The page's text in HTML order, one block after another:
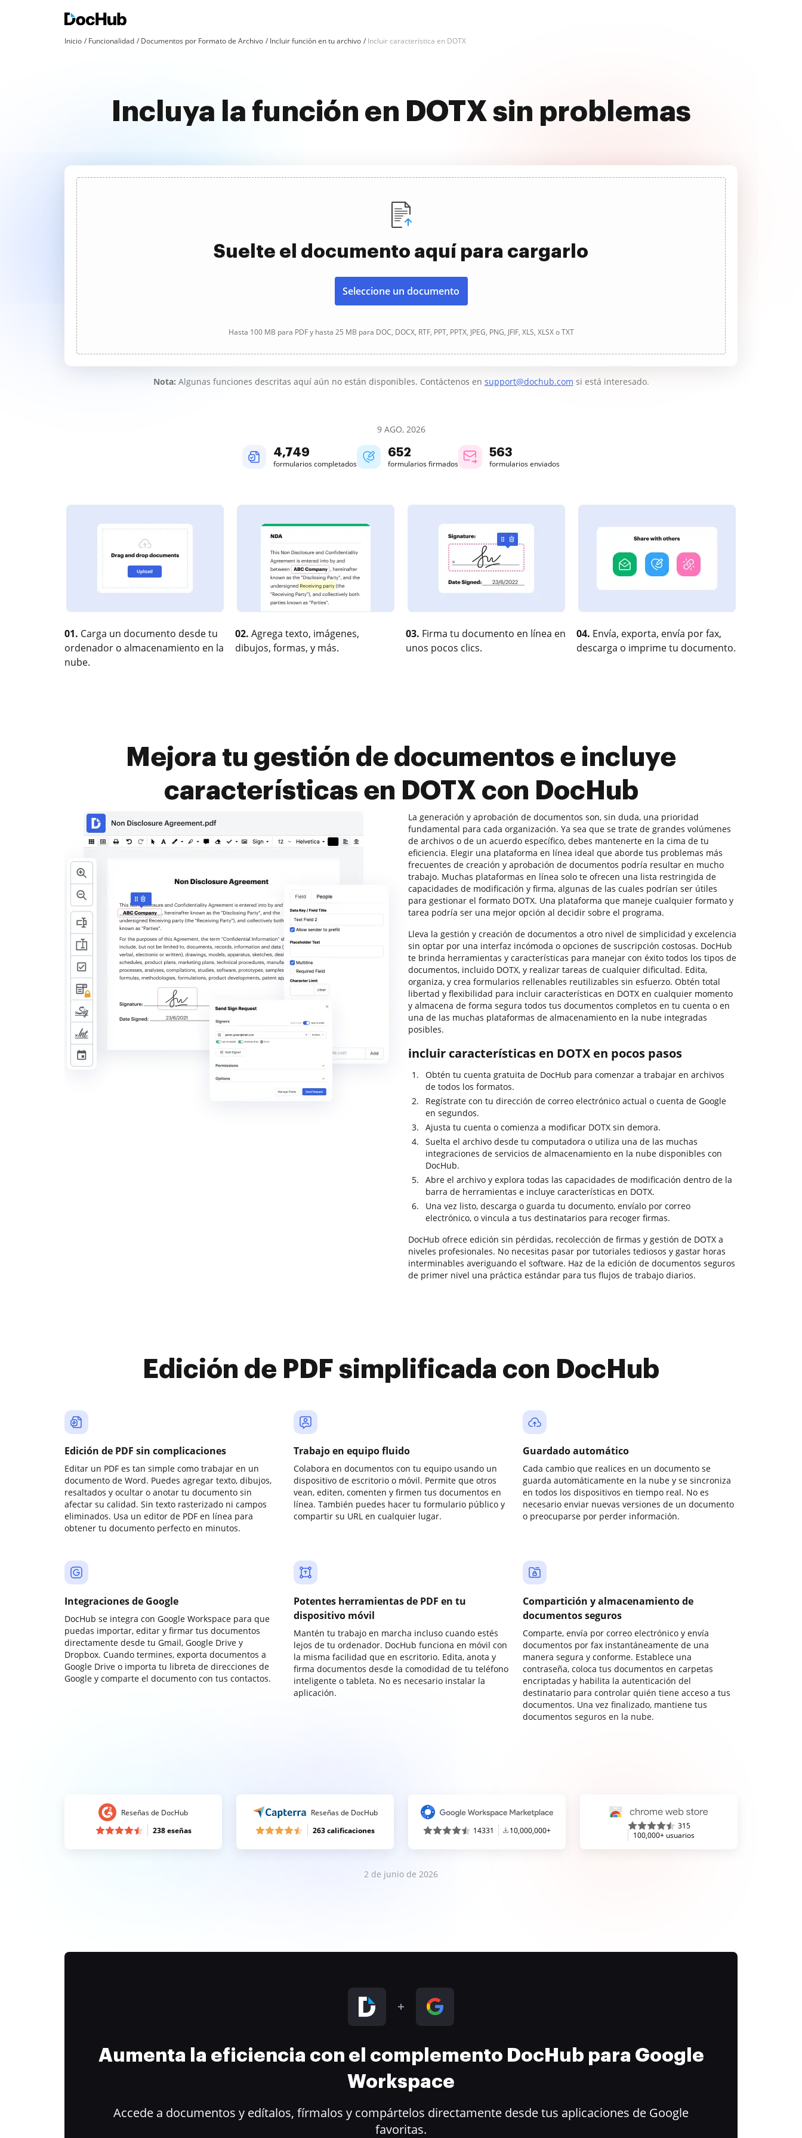
Inicio Funcionalidad Documentos por Formato de Archivo Incluir función en tu archivo Incluir característica en DOTX
Incluya la función en DOTX sin problemas
Suelte el documento aquí para cargarlo
Seleccione un documento
Hasta 100 MB para PDF y hasta 25 MB para DOC, DOCX, RTF, PPT, PPTX, JPEG, PNG, JFIF, XLS, XLSX o TXT
Nota: Algunas funciones descritas aquí aún no están disponibles. Contáctenos en support@dochub.com si está interesado.
9 AGO, 2026
4,749
formularios completados
652
formularios firmados
563
formularios enviados
01. Carga un documento desde tu
ordenador o almacenamiento en la
nube.
02. Agrega texto, imágenes,
dibujos, formas, y más.
03. Firma tu documento en línea en
unos pocos clics.
04. Envía, exporta, envía por fax,
descarga o imprime tu documento.
Mejora tu gestión de documentos e incluye
características en DOTX con DocHub
La generación y aprobación de documentos son, sin duda, una prioridad
fundamental para cada organización. Ya sea que se trate de grandes volúmenes
de archivos o de un acuerdo específico, debes mantenerte en la cima de tu
eficiencia. Elegir una plataforma en línea ideal que aborde tus problemas más
frecuentes de creación y aprobación de documentos podría resultar en mucho
trabajo. Muchas plataformas en línea solo te ofrecen una lista restringida de
capacidades de modificación y firma, algunas de las cuales podrían ser útiles
para gestionar el formato DOTX. Una plataforma que maneje cualquier formato y
tarea podría ser una mejor opción al decidir sobre el programa.
Lleva la gestión y creación de documentos a otro nivel de simplicidad y excelencia
sin optar por una interfaz incómoda o opciones de suscripción costosas. DocHub
te brinda herramientas y características para manejar con éxito todos los tipos de
documentos, incluido DOTX, y realizar tareas de cualquier dificultad. Edita,
organiza, y crea formularios rellenables reutilizables sin esfuerzo. Obtén total
libertad y flexibilidad para incluir características en DOTX en cualquier momento
y almacena de forma segura todos tus documentos completos en tu cuenta o en
una de las muchas plataformas de almacenamiento en la nube integradas
posibles.
incluir características en DOTX en pocos pasos
Obtén tu cuenta gratuita de DocHub para comenzar a trabajar en archivos
de todos los formatos.
Regístrate con tu dirección de correo electrónico actual o cuenta de Google
en segundos.
Ajusta tu cuenta o comienza a modificar DOTX sin demora.
Suelta el archivo desde tu computadora o utiliza una de las muchas
integraciones de servicios de almacenamiento en la nube disponibles con
DocHub.
Abre el archivo y explora todas las capacidades de modificación dentro de la
barra de herramientas e incluye características en DOTX.
Una vez listo, descarga o guarda tu documento, envíalo por correo
electrónico, o vincula a tus destinatarios para recoger firmas.
DocHub ofrece edición sin pérdidas, recolección de firmas y gestión de DOTX a
niveles profesionales. No necesitas pasar por tutoriales tediosos y gastar horas
interminables averiguando el software. Haz de la edición de documentos seguros
de primer nivel una práctica estándar para tus flujos de trabajo diarios.
Edición de PDF simplificada con DocHub
Edición de PDF sin complicaciones
Editar un PDF es tan simple como trabajar en un
documento de Word. Puedes agregar texto, dibujos,
resaltados y ocultar o anotar tu documento sin
afectar su calidad. Sin texto rasterizado ni campos
eliminados. Usa un editor de PDF en línea para
obtener tu documento perfecto en minutos.
Trabajo en equipo fluido
Colabora en documentos con tu equipo usando un
dispositivo de escritorio o móvil. Permite que otros
vean, editen, comenten y firmen tus documentos en
línea. También puedes hacer tu formulario público y
compartir su URL en cualquier lugar.
Guardado automático
Cada cambio que realices en un documento se
guarda automáticamente en la nube y se sincroniza
en todos los dispositivos en tiempo real. No es
necesario enviar nuevas versiones de un documento
o preocuparse por perder información.
Integraciones de Google
DocHub se integra con Google Workspace para que
puedas importar, editar y firmar tus documentos
directamente desde tu Gmail, Google Drive y
Dropbox. Cuando termines, exporta documentos a
Google Drive o importa tu libreta de direcciones de
Google y comparte el documento con tus contactos.
Potentes herramientas de PDF en tu
dispositivo móvil
Mantén tu trabajo en marcha incluso cuando estés
lejos de tu ordenador. DocHub funciona en móvil con
la misma facilidad que en escritorio. Edita, anota y
firma documentos desde la comodidad de tu teléfono
inteligente o tableta. No es necesario instalar la
aplicación.
Compartición y almacenamiento de
documentos seguros
Comparte, envía por correo electrónico y envía
documentos por fax instantáneamente de una
manera segura y conforme. Establece una
contraseña, coloca tus documentos en carpetas
encriptadas y habilita la autenticación del
destinatario para controlar quién tiene acceso a tus
documentos. Una vez finalizado, mantiene tus
documentos seguros en la nube.
Reseñas de DocHub
238 eseñas
Reseñas de DocHub
263 calificaciones
14331 10,000,000+
315
100,000+ usuarios
2 de junio de 2026
Aumenta la eficiencia con el complemento DocHub para Google
Workspace
Accede a documentos y edítalos, fírmalos y compártelos directamente desde tus aplicaciones de Google
favoritas.